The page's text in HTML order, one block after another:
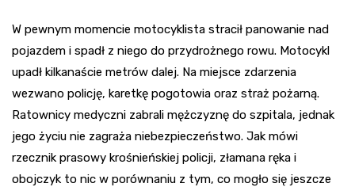
W pewnym momencie motocyklista stracił panowanie nad
pojazdem i spadł z niego do przydrożnego rowu. Motocykl
upadł kilkanaście metrów dalej. Na miejsce zdarzenia
wezwano policję, karetkę pogotowia oraz straż pożarną.
Ratownicy medyczni zabrali mężczyznę do szpitala, jednak
jego życiu nie zagraża niebezpieczeństwo. Jak mówi
rzecznik prasowy krośnieńskiej policji, złamana ręka i
obojczyk to nic w porównaniu z tym, co mogło się jeszcze